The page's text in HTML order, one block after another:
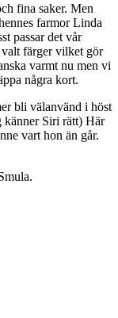
fina saker. Men
farmor Linda
passar det vår
färger vilket gör
varmt nu men vi
några kort.
bli välanvänd i höst
känner Siri rätt) Här
vart hon än går.